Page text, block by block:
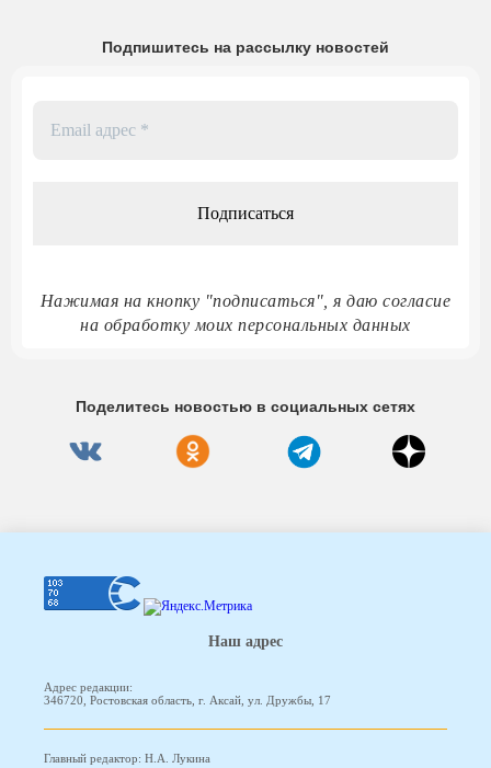
Подпишитесь на рассылку новостей
Нажимая на кнопку "подписаться", я даю согласие
на обработку моих персональных данных
Поделитесь новостью в социальных сетях
Наш адрес
Адрес редакции:
346720, Ростовская область, г. Аксай, ул. Дружбы, 17
Главный редактор: Н.А. Лукина